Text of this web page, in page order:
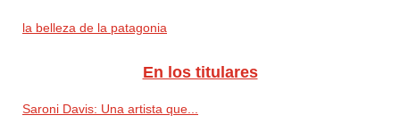
la belleza de la patagonia
En los titulares
Saroni Davis: Una artista que...